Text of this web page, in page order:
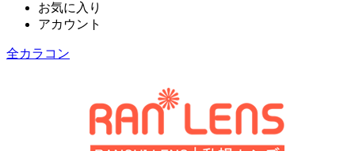
お気に入り
アカウント
全カラコン